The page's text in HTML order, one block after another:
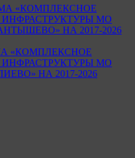
«КОМПЛЕКСНОЕ
МО
НА 2017-2026
«КОМПЛЕКСНОЕ
МО
НА 2017-2026